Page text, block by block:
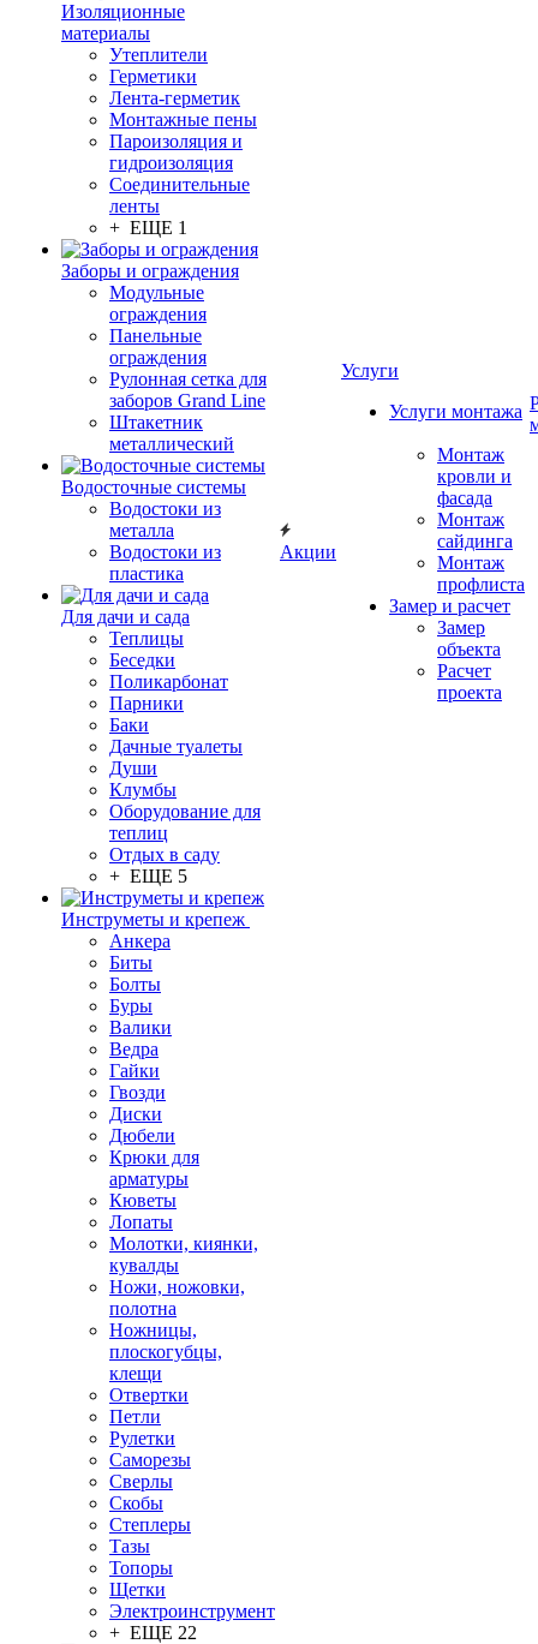
Изоляционные
материалы
Утеплители
Герметики
Лента-герметик
Монтажные пены
Пароизоляция и
гидроизоляция
Соединительные
ленты
+ ЕЩЕ 1
Заборы и ограждения
Модульные
ограждения
Панельные
ограждения
Рулонная сетка для
заборов Grand Line
Штакетник
металлический
Водосточные системы
Водостоки из
металла
Водостоки из
пластика
Для дачи и сада
Теплицы
Беседки
Поликарбонат
Парники
Баки
Дачные туалеты
Души
Клумбы
Оборудование для
теплиц
Отдых в саду
+ ЕЩЕ 5
Инструметы и крепеж
Анкера
Биты
Болты
Буры
Валики
Ведра
Гайки
Гвозди
Диски
Дюбели
Крюки для
арматуры
Кюветы
Лопаты
Молотки, киянки,
кувалды
Ножи, ножовки,
полотна
Ножницы,
плоскогубцы,
клещи
Отвертки
Петли
Рулетки
Саморезы
Сверлы
Скобы
Степлеры
Тазы
Топоры
Щетки
Электроинструмент
+ ЕЩЕ 22
Акции
Услуги
Услуги монтажа
Монтаж
кровли и
фасада
Монтаж
сайдинга
Монтаж
профлиста
Замер и расчет
Замер
объекта
Расчет
проекта